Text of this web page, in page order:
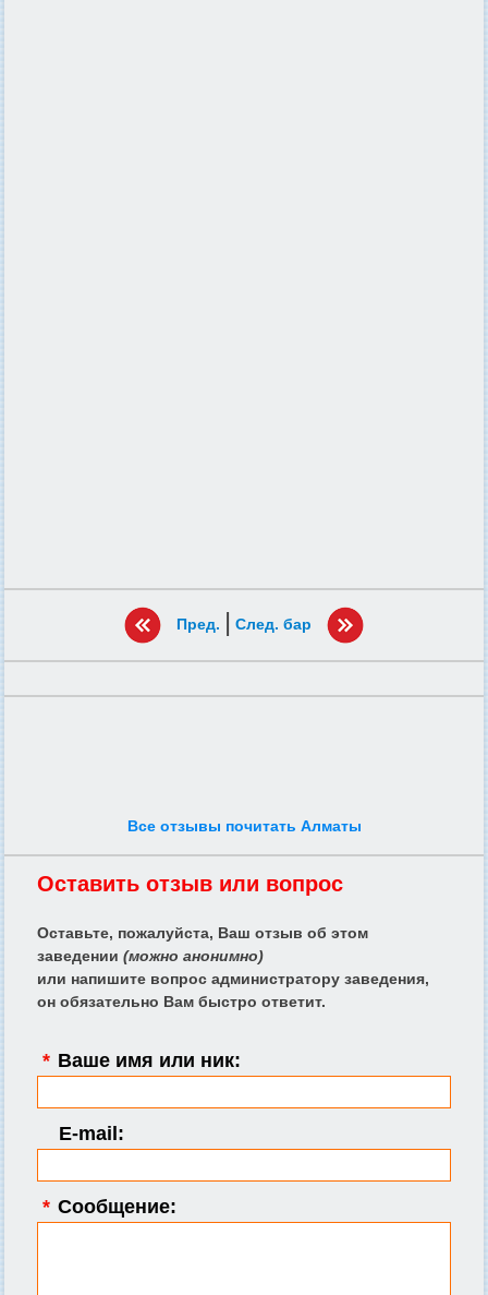
Пред. | След. бар
Все отзывы почитать Алматы
Оставить отзыв или вопрос
Оставьте, пожалуйста, Ваш отзыв об этом
заведении (можно анонимно)
или напишите вопрос администратору заведения,
он обязательно Вам быстро ответит.
* Ваше имя или ник:
E-mail:
* Сообщение: